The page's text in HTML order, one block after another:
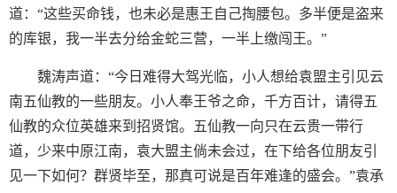
道：“这些买命钱，也未必是惠王自己掏腰包。多半便是盗来
的库银，我一半去分给金蛇三营，一半上缴闯王。”
魏涛声道：“今日难得大驾光临，小人想给袁盟主引见云
南五仙教的一些朋友。小人奉王爷之命，千方百计，请得五
仙教的众位英雄来到招贤馆。五仙教一向只在云贵一带行
道，少来中原江南，袁大盟主倘未会过，在下给各位朋友引
见一下如何？群贤毕至，那真可说是百年难逢的盛会。”袁承